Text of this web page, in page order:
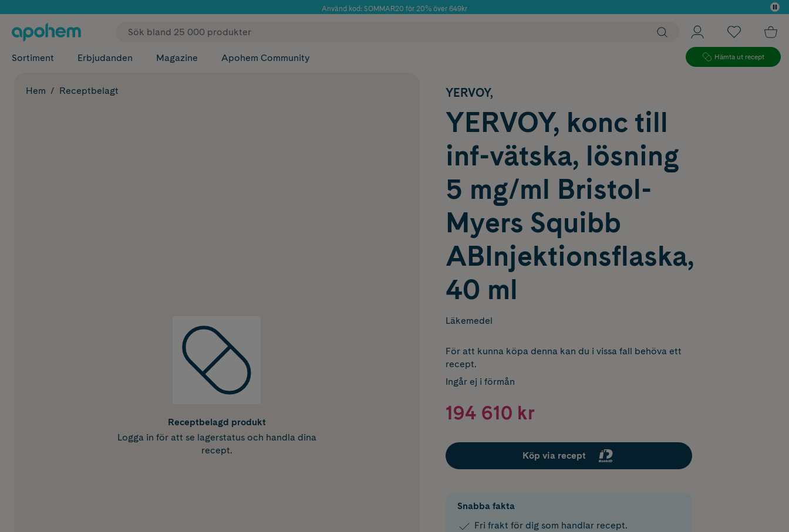
Använd kod: SOMMAR20 för 20% över 649kr
✓ Fri frakt
Sortiment Erbjudanden Magazine Apohem Community Hämta ut recept
Hem Receptbelagt
Receptbelagd produkt
Logga in för att se lagerstatus och handla dina
recept.
YERVOY,
YERVOY, konc till
inf-vätska, lösning
5 mg/ml Bristol-
Myers Squibb
ABInjektionsflaska,
40 ml
Läkemedel
För att kunna köpa denna kan du i vissa fall behöva ett
recept.
Ingår ej i förmån
194 610 kr
Köp via recept
Snabba fakta
Fri frakt för dig som handlar recept.